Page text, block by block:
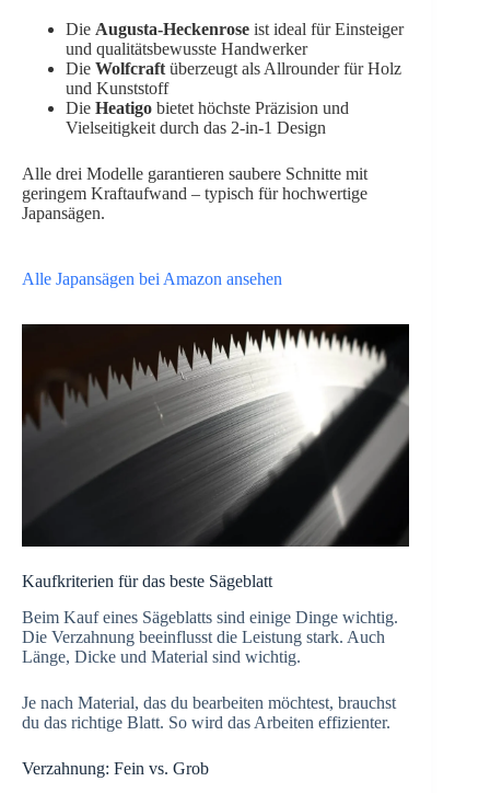
Die Augusta-Heckenrose ist ideal für Einsteiger
und qualitätsbewusste Handwerker
Die Wolfcraft überzeugt als Allrounder für Holz
und Kunststoff
Die Heatigo bietet höchste Präzision und
Vielseitigkeit durch das 2-in-1 Design
Alle drei Modelle garantieren saubere Schnitte mit
geringem Kraftaufwand – typisch für hochwertige
Japansägen.
Alle Japansägen bei Amazon ansehen
Kaufkriterien für das beste Sägeblatt
Beim Kauf eines Sägeblatts sind einige Dinge wichtig.
Die Verzahnung beeinflusst die Leistung stark. Auch
Länge, Dicke und Material sind wichtig.
Je nach Material, das du bearbeiten möchtest, brauchst
du das richtige Blatt. So wird das Arbeiten effizienter.
Verzahnung: Fein vs. Grob